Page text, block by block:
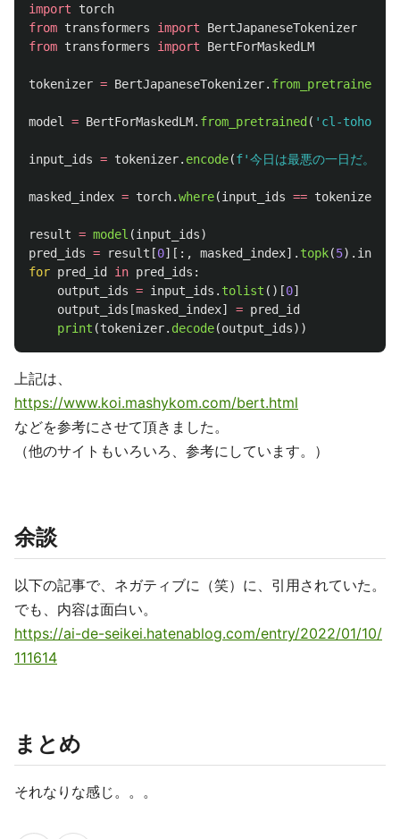
import
torch
from transformers import
BertJapaneseTokenizer
from transformers import BertForMaskedLM
tokenizer = BertJapaneseTokenizer. from_pretrained
model = BertForMaskedLM. from_pretrained ( ' cl-tohoku/
input_ids = tokenizer. encode(f'今日は最悪の一日だ。財
masked_index = torch.where(input_ids == tokenizer
result = model (input_ids)
pred_ids = result [0][:, masked_index]. topk(5).
for pred_id in pred_ids :
output_ids = input_ids . tolist ()[0]
output_ids [masked_index] = pred_id
print (tokenizer. decode(output_ids))
上記は、
https://www.koi.mashykom.com/bert.html
などを参考にさせて頂きました。
（他のサイトもいろいろ、参考にしています。）
余談
以下の記事で、ネガティブに（笑）に、引用されていた。
でも、内容は面白い。
https://ai-de-seikei.hatenablog.com/entry/2022/01/10/
111614
まとめ
それなりな感じ。。。